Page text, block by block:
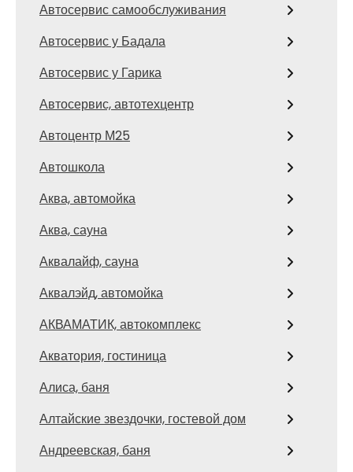
Автосервис самообслуживания
Автосервис у Бадала
Автосервис у Гарика
Автосервис, автотехцентр
Автоцентр М25
Автошкола
Аква, автомойка
Аква, сауна
Аквалайф, сауна
Аквалэйд, автомойка
АКВАМАТИК, автокомплекс
Акватория, гостиница
Алиса, баня
Алтайские звездочки, гостевой дом
Андреевская, баня